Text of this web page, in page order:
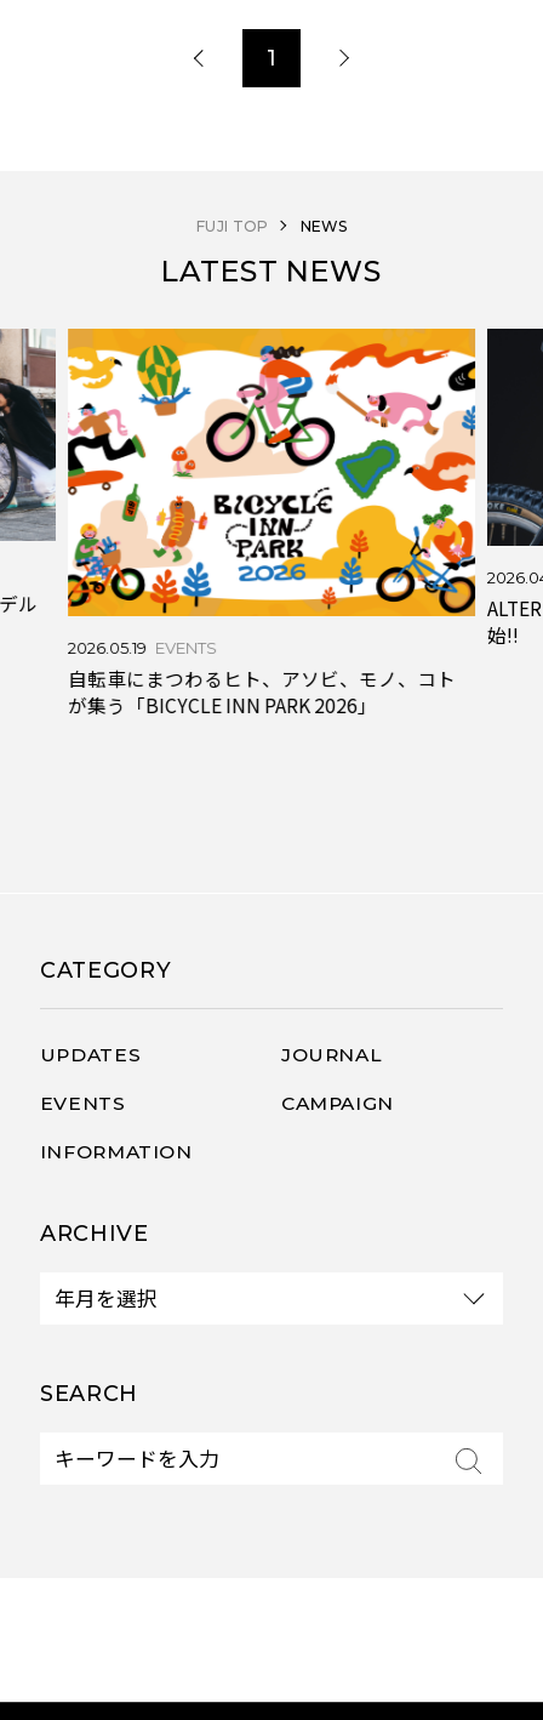
1
FUJI TOP NEWS
LATEST NEWS
ル
2026.05.19 EVENTS
自転車にまつわるヒト、アソビ、モノ、コト
が集う「BICYCLE INN PARK 2026」
始!!
CATEGORY
UPDATES JOURNAL
EVENTS CAMPAIGN
INFORMATION
ARCHIVE
SEARCH